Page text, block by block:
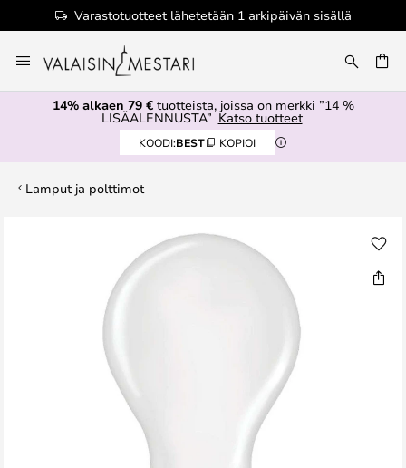
Varastotuotteet lähetetään 1 arkipäivän sisällä
to
Content
14% alkaen 79 €tuotteista, joissa on merkki ”14 %
LISÄALENNUSTA” Katso tuotteet
KOODI:BEST KOPIOI
Lamput ja polttimot